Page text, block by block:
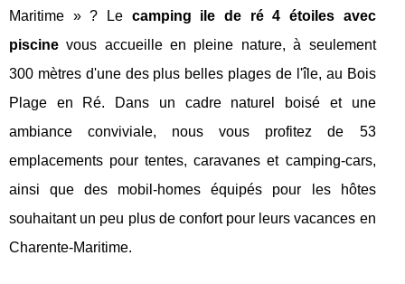
Maritime » ? Le camping ile de ré 4 étoiles avec
piscine vous accueille en pleine nature, à seulement
300 mètres d'une des plus belles plages de l'île, au Bois
Plage en Ré. Dans un cadre naturel boisé et une
ambiance conviviale, nous vous profitez de 53
emplacements pour tentes, caravanes et camping-cars,
ainsi que des mobil-homes équipés pour les hôtes
souhaitant un peu plus de confort pour leurs vacances en
Charente-Maritime.